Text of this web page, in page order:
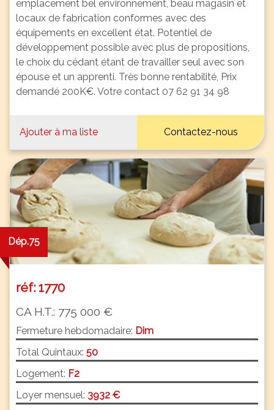
emplacement bel environnement, beau magasin et
locaux de fabrication conformes avec des
équipements en excellent état. Potentiel de
développement possible avec plus de propositions,
le choix du cédant étant de travailler seul avec son
épouse et un apprenti. Très bonne rentabilité, Prix
demandé 200K€. Votre contact 07 62 91 34 98
Ajouter à ma liste Contactez-nous
Dép.75
réf: 1770
CA H.T.: 775 000 €
Fermeture hebdomadaire: Dim
Total Quintaux: 50
Logement: F2
Loyer mensuel: 3932 €